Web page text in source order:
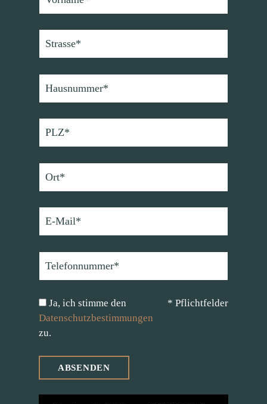
Ja, ich stimme den
Datenschutzbestimmungen
zu.
* Pflichtfelder